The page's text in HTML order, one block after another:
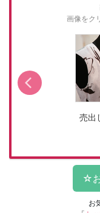
画像をク
売出
お